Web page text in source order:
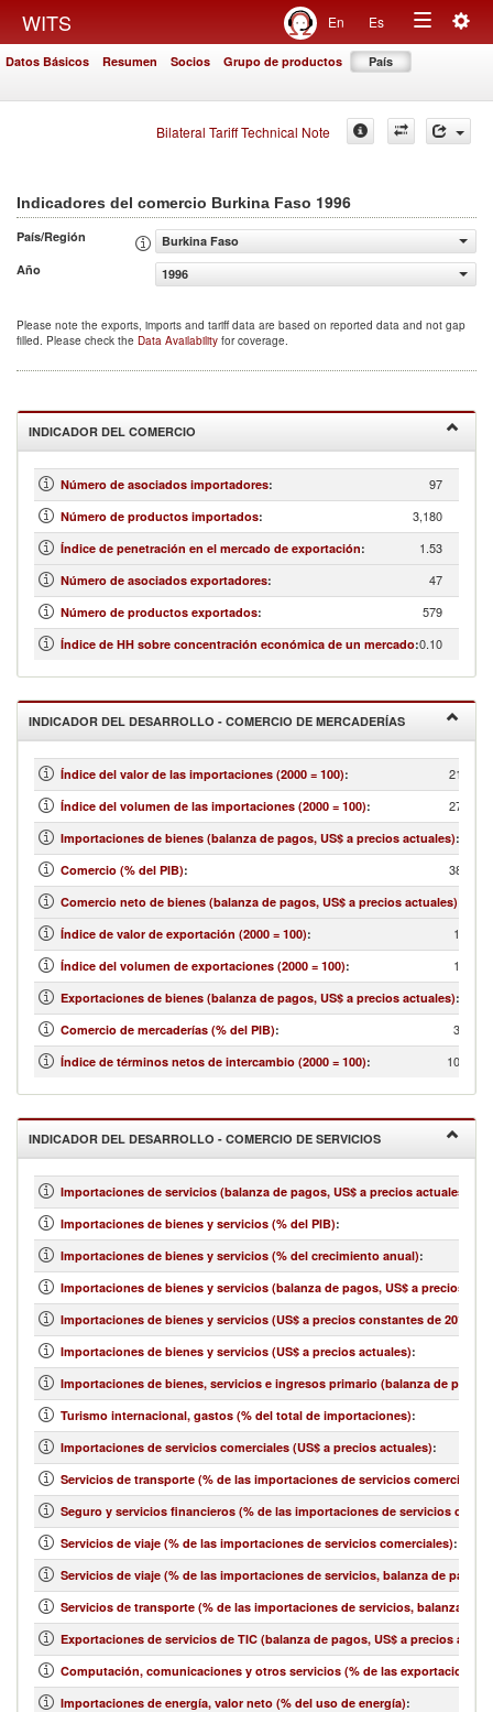
WITS En Es
Toggle
Datos Básicos Resumen Socios Grupo de productos País
Bilateral Tariff Technical Note
Indicadores del comercio Burkina Faso 1996
País/Región
Burkina Faso
Año
1996
Please note the exports, imports and tariff data are based on reported data and not gap
filled. Please check the Data Availability for coverage.
INDICADOR DEL COMERCIO
Número de asociados importadores: 97
Número de productos importados: 3,180
Índice de penetración en el mercado de exportación: 1.53
Número de asociados exportadores: 47
Número de productos exportados: 579
Índice de HH sobre concentración económica de un mercado:0.10
INDICADOR DEL DESARROLLO - COMERCIO DE MERCADERÍAS
Índice del valor de las importaciones (2000 = 100): 21.01
Índice del volumen de las importaciones (2000 = 100): 27.94
Importaciones de bienes (balanza de pagos, US$ a precios actuales):
Comercio (% del PIB): 38.18
Comercio neto de bienes (balanza de pagos, US$ a precios actuales)
Índice de valor de exportación (2000 = 100): 10.69
Índice del volumen de exportaciones (2000 = 100): 13.74
Exportaciones de bienes (balanza de pagos, US$ a precios actuales):
Comercio de mercaderías (% del PIB): 34.02
Índice de términos netos de intercambio (2000 = 100): 103.49
INDICADOR DEL DESARROLLO - COMERCIO DE SERVICIOS
Importaciones de servicios (balanza de pagos, US$ a precios actuales)
Importaciones de bienes y servicios (% del PIB):
Importaciones de bienes y servicios (% del crecimiento anual):
Importaciones de bienes y servicios (balanza de pagos, US$ a precios
Importaciones de bienes y servicios (US$ a precios constantes de 2010)
Importaciones de bienes y servicios (US$ a precios actuales):
Importaciones de bienes, servicios e ingresos primario (balanza de
Turismo internacional, gastos (% del total de importaciones):
Importaciones de servicios comerciales (US$ a precios actuales):
Servicios de transporte (% de las importaciones de servicios comerciales)
Seguro y servicios financieros (% de las importaciones de servicios
Servicios de viaje (% de las importaciones de servicios comerciales):
Servicios de viaje (% de las importaciones de servicios, balanza de pagos)
Servicios de transporte (% de las importaciones de servicios, balanza de
Exportaciones de servicios de TIC (balanza de pagos, US$ a precios
Computación, comunicaciones y otros servicios (% de las exportaciones
Importaciones de energía, valor neto (% del uso de energía):